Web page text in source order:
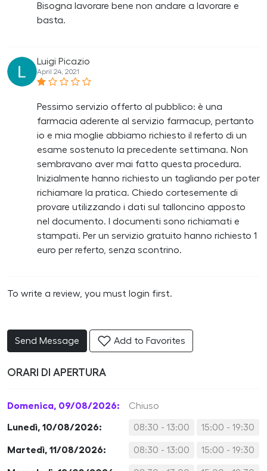
Bisogna lavorare bene non andare a lavorare e
basta.
Luigi Picazio
April 24, 2021
Pessimo servizio offerto al pubblico: è una
farmacia aderente al servizio farmacup, pertanto
io e mia moglie abbiamo richiesto il referto di un
esame sostenuto la precedente settimana. Non
sembravano aver mai fatto questa procedura.
Inizialmente hanno richiesto un tagliando per poter
richiamare la pratica. Chiedo cortesemente di
provare utilizzando i dati sul talloncino apposto
nel documento. I documenti sono richiamati e
stampati. Per un servizio gratuito hanno richiesto 1
euro per referto, senza scontrino.
To write a review, you must login first.
Send Message Add to Favorites
ORARI DI APERTURA
Domenica, 09/08/2026: Chiuso
Lunedì, 10/08/2026: 08:30 - 13:00 15:00 - 19:30
Martedì, 11/08/2026: 08:30 - 13:00 15:00 - 19:30